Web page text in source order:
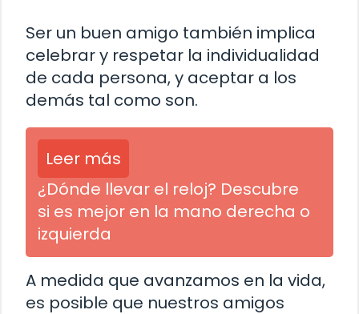
Ser un buen amigo también implica
celebrar y respetar la individualidad
de cada persona, y aceptar a los
demás tal como son.
Leer más
¿Dónde llevar el reloj? Descubre
si es mejor en la mano derecha o
izquierda
A medida que avanzamos en la vida,
es posible que nuestros amigos